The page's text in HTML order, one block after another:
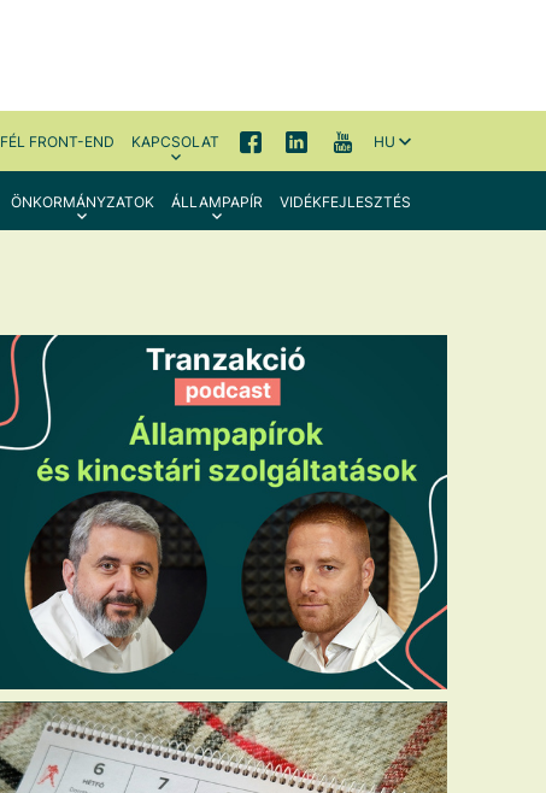
FRONT-END KAPCSOLAT HU
ÖNKORMÁNYZATOK ÁLLAMPAPÍR VIDÉKFEJLESZTÉS